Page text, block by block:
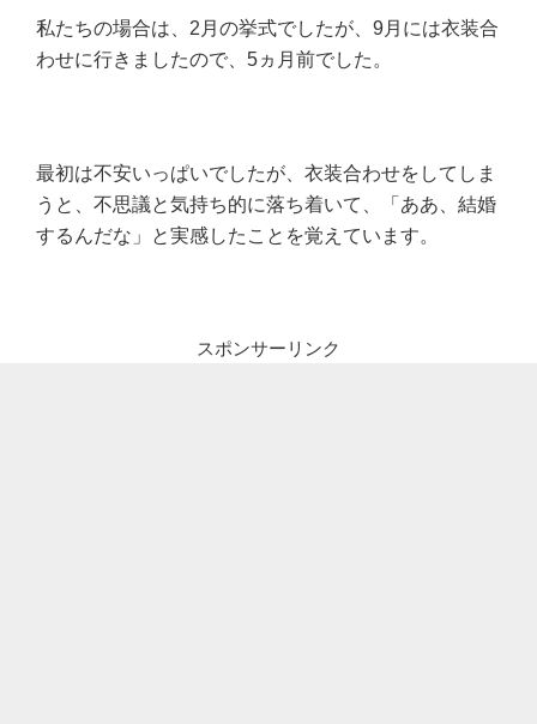
私たちの場合は、2月の挙式でしたが、9月には衣装合
わせに行きましたので、5ヵ月前でした。
最初は不安いっぱいでしたが、衣装合わせをしてしま
うと、不思議と気持ち的に落ち着いて、「ああ、結婚
するんだな」と実感したことを覚えています。
スポンサーリンク